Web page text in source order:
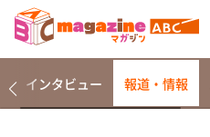
インタビュー 報道・情報